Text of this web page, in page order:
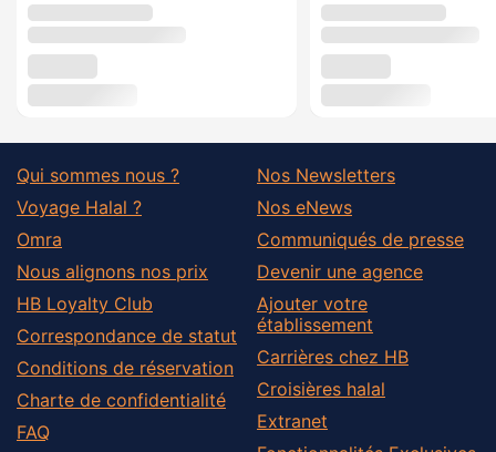
Qui sommes nous ?
Voyage Halal ?
Omra
Nous alignons nos prix
HB Loyalty Club
Correspondance de statut
Conditions de réservation
Charte de confidentialité
FAQ
Nos Newsletters
Nos eNews
Communiqués de presse
Devenir une agence
Ajouter votre
établissement
Carrières chez HB
Croisières halal
Extranet